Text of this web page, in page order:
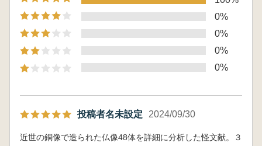
Ⅲ 総合研究編(全50頁)
1 江戸大仏の造形の変遷と特徴(三宮千佳)
2 江戸時代の鋳物産業(杉本和江)
3 江戸大仏の鋳造技術の変遷と特徴(三船温
0%
0%
0%
0%
投稿者名未設定 2024/09/30
近世の銅像で造られた仏像48体を詳細に分析した怪文献。３